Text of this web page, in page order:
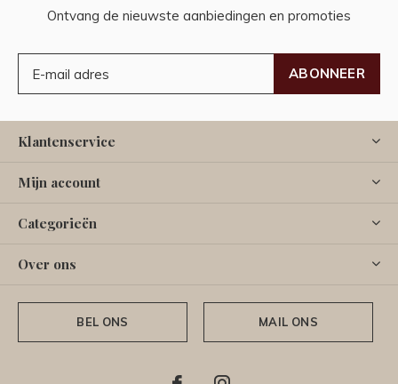
Ontvang de nieuwste aanbiedingen en promoties
ABONNEER
Klantenservice
Mijn account
Categorieën
Over ons
BEL ONS MAIL ONS